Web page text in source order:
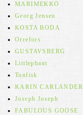
MARIMEKKO
Georg Jensen
KOSTA BODA
Orrefors
GUSTAVSBERG
Littlephant
Tonfisk
KARIN CARLANDER
Joseph Joseph
FABULOUS GOOSE